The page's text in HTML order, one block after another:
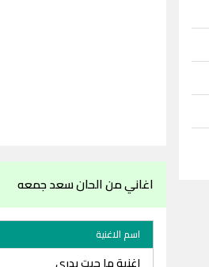
اغاني من الحان سعد جمعه
اسم الاغنية
اغنية ما جيت بدري